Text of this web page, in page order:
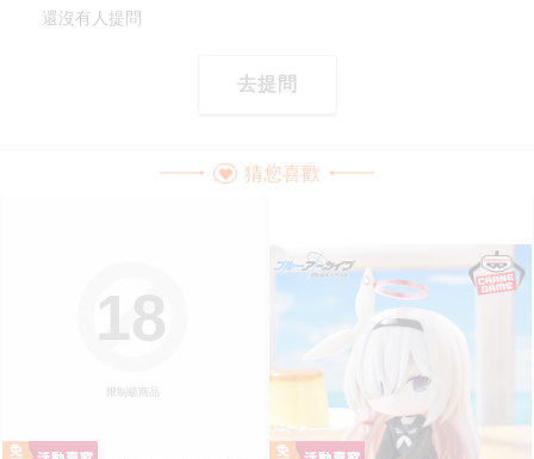
還沒有人提問
去提問
猜您喜歡
限制級商品
18